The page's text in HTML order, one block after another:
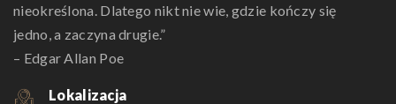
nieokreślona. Dlatego nikt nie wie, gdzie kończy się
jedno, a zaczyna drugie.”
– Edgar Allan Poe
Lokalizacja